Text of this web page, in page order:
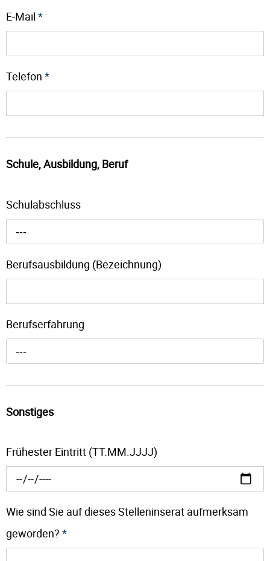
E-Mail *
Telefon *
Schule, Ausbildung, Beruf
Schulabschluss
---
Berufsausbildung (Bezeichnung)
Berufserfahrung
---
Sonstiges
Frühester Eintritt (TT.MM.JJJJ)
Wie sind Sie auf dieses Stelleninserat aufmerksam
geworden? *